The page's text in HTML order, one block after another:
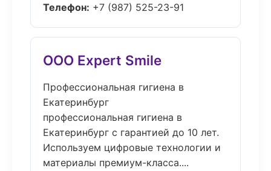
Телефон: +7 (987) 525-23-91
ООО Expert Smile
Профессиональная гигиена в
Екатеринбург
профессиональная гигиена в
Екатеринбург с гарантией до 10 лет.
Используем цифровые технологии и
материалы премиум-класса....